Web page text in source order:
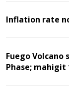
Inflation rate
Fuego Volcano
Phase; mahigit